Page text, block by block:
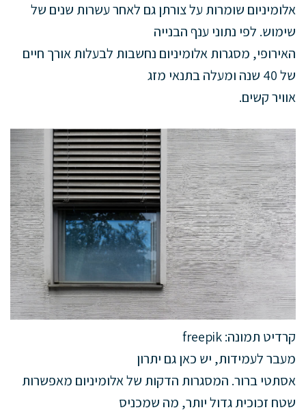
אלומיניום שומרות על צורתן גם לאחר עשרות שנים של
שימוש. לפי נתוני ענף הבנייה
האירופי, מסגרות אלומיניום נחשבות לבעלות אורך חיים
של 40 שנה ומעלה בתנאי מזג
אוויר קשים.
קרדיט תמונה: freepik
מעבר לעמידות, יש כאן גם יתרון
אסתטי ברור. המסגרות הדקות של אלומיניום מאפשרות
שטח זכוכית גדול יותר, מה שמכניס